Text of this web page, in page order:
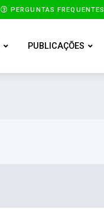
PERGUNTAS FREQUENTES
PUBLICAÇÕES